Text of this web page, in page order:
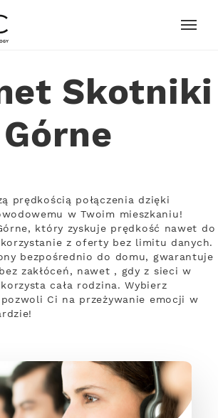
Skotniki
Górne
prędkością połączenia dzięki
w Twoim mieszkaniu!
który zyskuje prędkość nawet do
z oferty bez limitu danych.
bezpośrednio do domu, gwarantuje
zakłóceń, nawet , gdy z sieci w
cała rodzina. Wybierz
Ci na przeżywanie emocji w